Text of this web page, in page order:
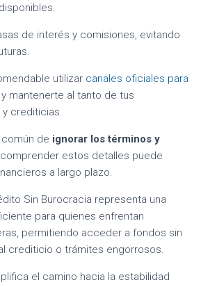
de interés y comisiones, evitando
utilizar canales oficiales para
y mantenerte al tanto de tus
crediticias.
de ignorar los términos y
comprender estos detalles puede
a largo plazo.
Sin Burocracia representa una
para quienes enfrentan
permitiendo acceder a fondos sin
crediticio o trámites engorrosos.
el camino hacia la estabilidad